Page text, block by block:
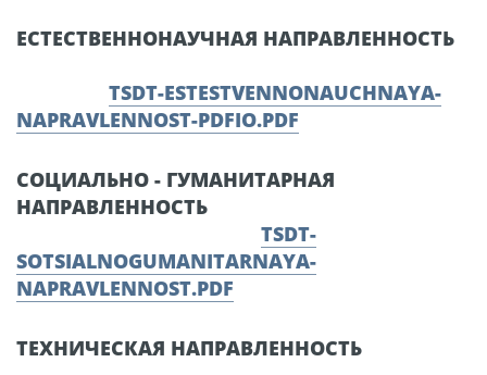
ЕСТЕСТВЕННОНАУЧНАЯ НАПРАВЛЕННОСТЬ
TSDT-ESTESTVENNONAUCHNAYA-
NAPRAVLENNOST-PDFIO.PDF
СОЦИАЛЬНО - ГУМАНИТАРНАЯ
НАПРАВЛЕННОСТЬ
TSDT-
SOTSIALNOGUMANITARNAYA-
NAPRAVLENNOST.PDF
ТЕХНИЧЕСКАЯ НАПРАВЛЕННОСТЬ